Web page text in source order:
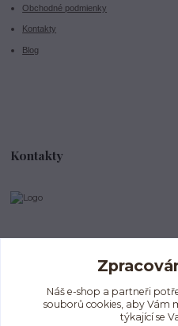
Obchodné podmienky
Kontakty
Blog
Kontakty
Náš e-shop a partneři
souborů cookies, aby Vám
týkající se